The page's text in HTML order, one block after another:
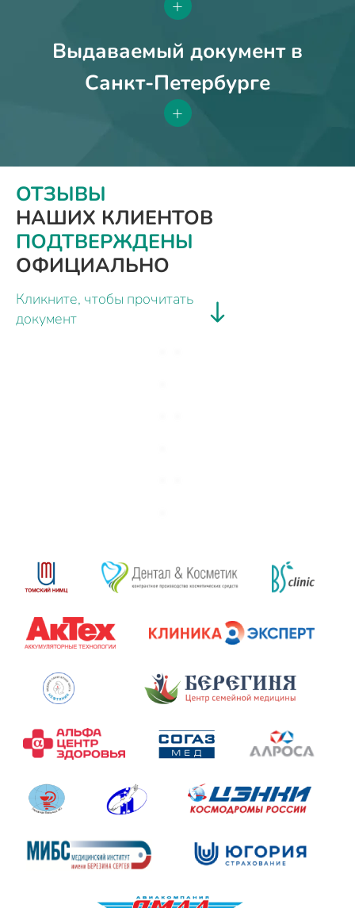
+
Выдаваемый документ в
Санкт-Петербурге
+
ОТЗЫВЫ
НАШИХ КЛИЕНТОВ
ПОДТВЕРЖДЕНЫ
ОФИЦИАЛЬНО
Кликните, чтобы прочитать
документ